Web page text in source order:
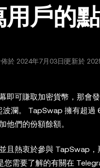
戶的
於 2024年7月03日更新於
即可賺取加密貨幣，那會
波瀾。 TapSwap 擁有超
他們的份額餘額。
且熱衷於參與 TapSwap
需要了解的有關在